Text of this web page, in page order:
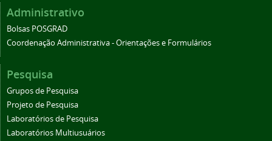
Administrativo
Bolsas POSGRAD
Coordenação Administrativa - Orientações e Formulários
Pesquisa
Grupos de Pesquisa
Projeto de Pesquisa
Laboratórios de Pesquisa
Laboratórios Multiusuários